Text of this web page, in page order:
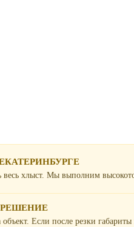
весь хлыст. Мы выполним
Если после резки